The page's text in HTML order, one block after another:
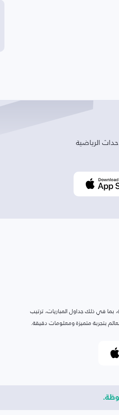
الرياضية
في ذلك جداول المباريات، ترتيب
بتجربة متميزة ومعلومات دقيقة.